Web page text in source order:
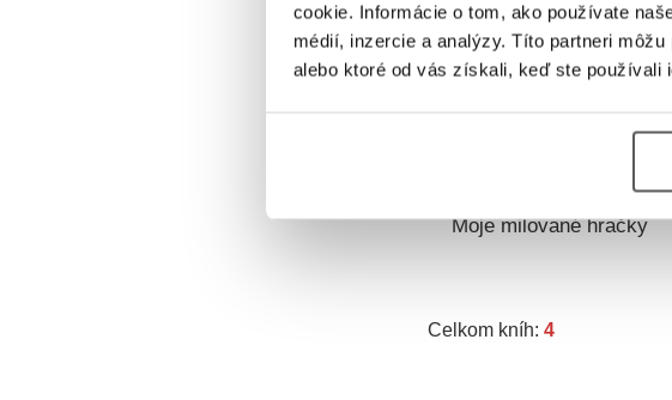
cookie. Informácie o tom, ako používate
médií, inzercie a analýzy. Títo partneri
alebo ktoré od vás získali, keď ste používali
Svet očami batoliatka:
Moje milované hračky
Celkom kníh: 4